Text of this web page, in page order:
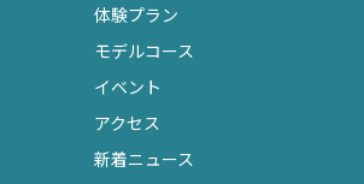
体験プラン
モデルコース
イベント
アクセス
新着ニュース